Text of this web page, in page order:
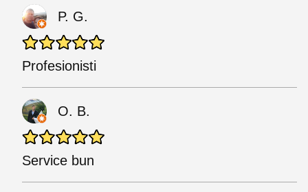
P. G.
Profesionisti
O. B.
Service bun